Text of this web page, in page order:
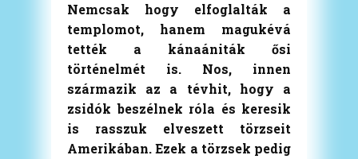
Nemcsak hogy elfoglalták a
templomot, hanem magukévá
tették a kánaániták ősi
történelmét is. Nos, innen
származik az a tévhit, hogy a
zsidók beszélnek róla és keresik
is rasszuk elveszett törzseit
Amerikában. Ezek a törzsek pedig